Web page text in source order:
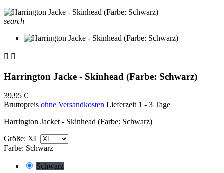
search
 
Harrington Jacke - Skinhead (Farbe: Schwarz)
39,95 €
Bruttopreis ohne Versandkosten Lieferzeit 1 - 3 Tage
Harrington Jacket - Skinhead (Farbe: Schwarz)
Größe: XL
Farbe: Schwarz
Schwarz